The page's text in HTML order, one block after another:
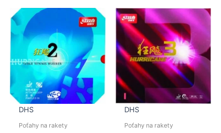
Možnosti
si
môžete
vybrať
na
stránke
produktu.
si
vybrať
na
DHS
Poťahy na rakety
DHS
Poťahy na rakety